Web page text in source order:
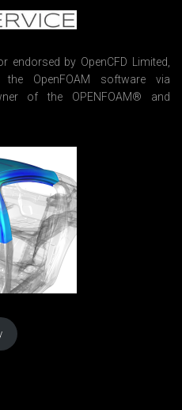
by OpenCFD Limited,
OpenFOAM software via
of the OPENFOAM® and